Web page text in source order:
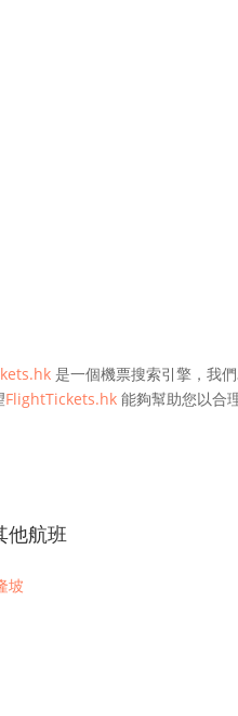
是一個機票搜索引擎，我
FlightTickets.hk 能夠幫助您以合
他航班
坡